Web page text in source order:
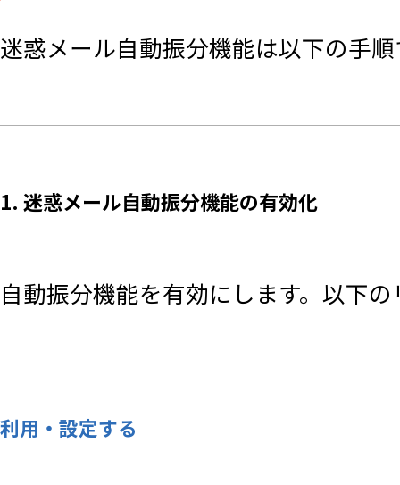
迷惑メール自動振分機能は以下の手
1. 迷惑メール自動振分機能の有効化
自動振分機能を有効にします。以下
利用・設定する